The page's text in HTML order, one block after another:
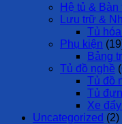
Hệ tủ & Bàn
Lưu trữ &
Tủ
Phụ kiện
Bảng
Tủ đồ nghề
Tủ đồ
Tủ
Xe
Uncategorized (2)